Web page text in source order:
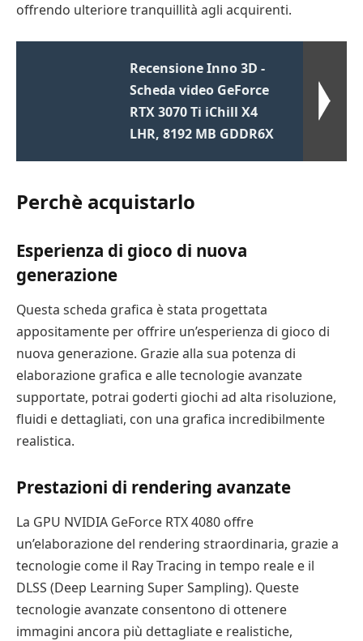
offrendo ulteriore tranquillità agli acquirenti.
Recensione Inno 3D -
Scheda video GeForce
RTX 3070 Ti iChill X4
LHR, 8192 MB GDDR6X
Perchè acquistarlo
Esperienza di gioco di nuova
generazione
Questa scheda grafica è stata progettata
appositamente per offrire un’esperienza di gioco di
nuova generazione. Grazie alla sua potenza di
elaborazione grafica e alle tecnologie avanzate
supportate, potrai goderti giochi ad alta risoluzione,
fluidi e dettagliati, con una grafica incredibilmente
realistica.
Prestazioni di rendering avanzate
La GPU NVIDIA GeForce RTX 4080 offre
un’elaborazione del rendering straordinaria, grazie a
tecnologie come il Ray Tracing in tempo reale e il
DLSS (Deep Learning Super Sampling). Queste
tecnologie avanzate consentono di ottenere
immagini ancora più dettagliate e realistiche,